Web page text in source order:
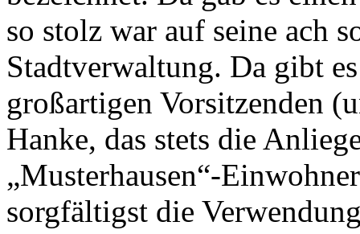
so stolz war auf seine ach
Stadtverwaltung. Da gibt
großartigen Vorsitzenden
Hanke, das stets die
„Musterhausen“-
sorgfältigst die